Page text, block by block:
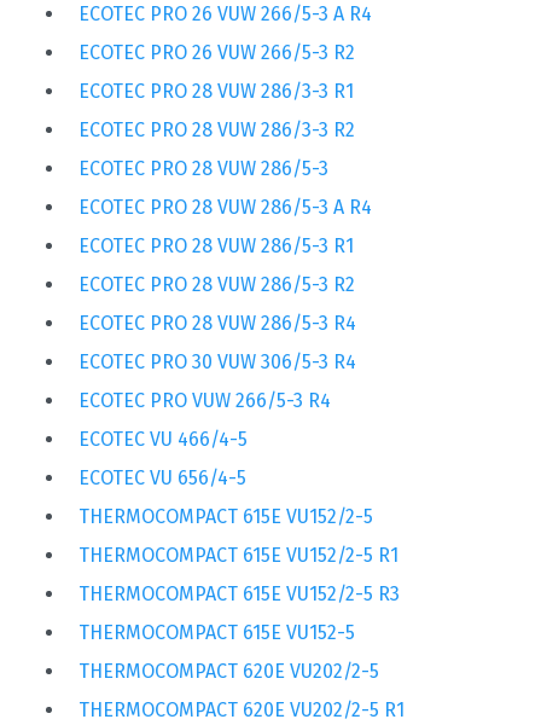
ECOTEC PRO 26 VUW 266/5-3 A R4
ECOTEC PRO 26 VUW 266/5-3 R2
ECOTEC PRO 28 VUW 286/3-3 R1
ECOTEC PRO 28 VUW 286/3-3 R2
ECOTEC PRO 28 VUW 286/5-3
ECOTEC PRO 28 VUW 286/5-3 A R4
ECOTEC PRO 28 VUW 286/5-3 R1
ECOTEC PRO 28 VUW 286/5-3 R2
ECOTEC PRO 28 VUW 286/5-3 R4
ECOTEC PRO 30 VUW 306/5-3 R4
ECOTEC PRO VUW 266/5-3 R4
ECOTEC VU 466/4-5
ECOTEC VU 656/4-5
THERMOCOMPACT 615E VU152/2-5
THERMOCOMPACT 615E VU152/2-5 R1
THERMOCOMPACT 615E VU152/2-5 R3
THERMOCOMPACT 615E VU152-5
THERMOCOMPACT 620E VU202/2-5
THERMOCOMPACT 620E VU202/2-5 R1